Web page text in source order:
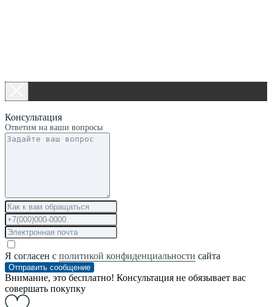
Консультация
Ответим на ваши вопросы
Я согласен с политикой конфиденциальности сайта
Отправить сообщение
Внимание, это бесплатно! Консультация не обязывает вас
совершать покупку